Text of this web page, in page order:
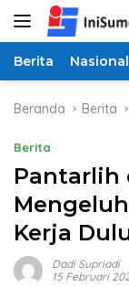
Langsung
Berita Nasional
Beranda Berita
Berita
Pantarlih
Kerja
Dadi Supriadi
15 Februari